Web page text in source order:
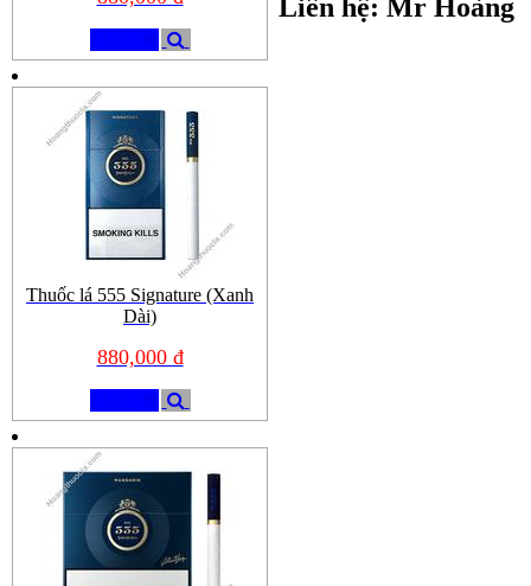
Thuốc lá 555 Signature (Xanh
Dài)
880,000 đ
Liên hệ: Mr Hoàng